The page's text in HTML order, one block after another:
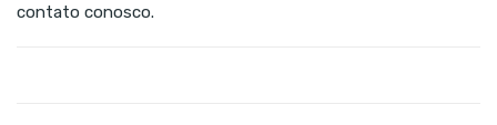
contato conosco.